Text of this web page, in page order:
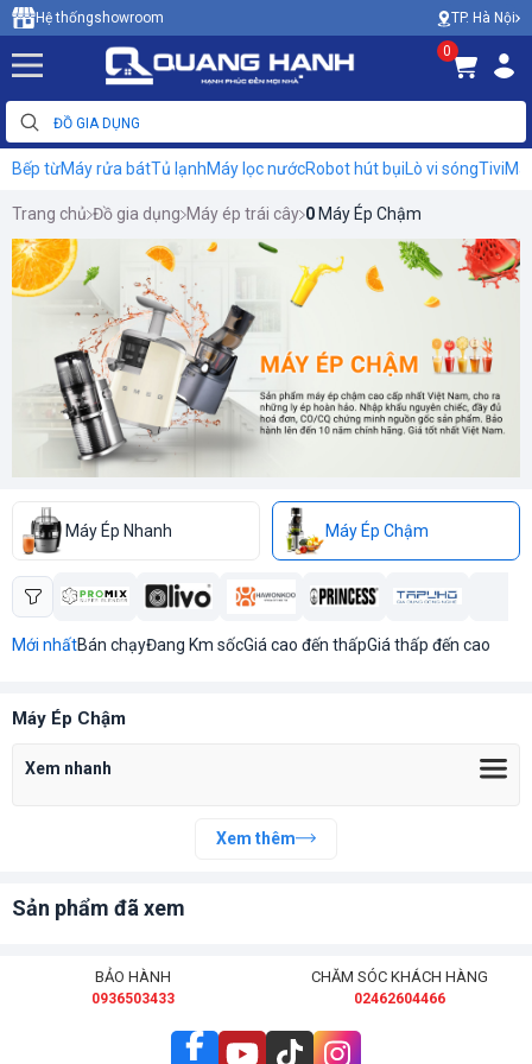
Hệ thốngshowroom TP. Hà Nội
0
Bếp từMáy rửa bátTủ lạnhMáy lọc nướcRobot hút bụiLò vi sóngTivi
Trang chủ Đồ gia dụng Máy ép trái cây 0 Máy Ép Chậm
Máy Ép Nhanh Máy Ép Chậm
Mới nhấtBán chạyĐang Km sốcGiá cao đến thấpGiá thấp đến cao
Máy Ép Chậm
Xem nhanh
Xem thêm
Sản phẩm đã xem
BẢO HÀNH
0936503433
CHĂM SÓC KHÁCH HÀNG
02462604466